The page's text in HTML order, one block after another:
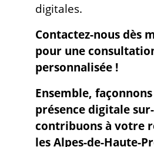
digitales.
Contactez-nous dès
pour une
personnalisée !
Ensemble,
présence digitale
contribuons à votre
les Alpes-de-Haute-